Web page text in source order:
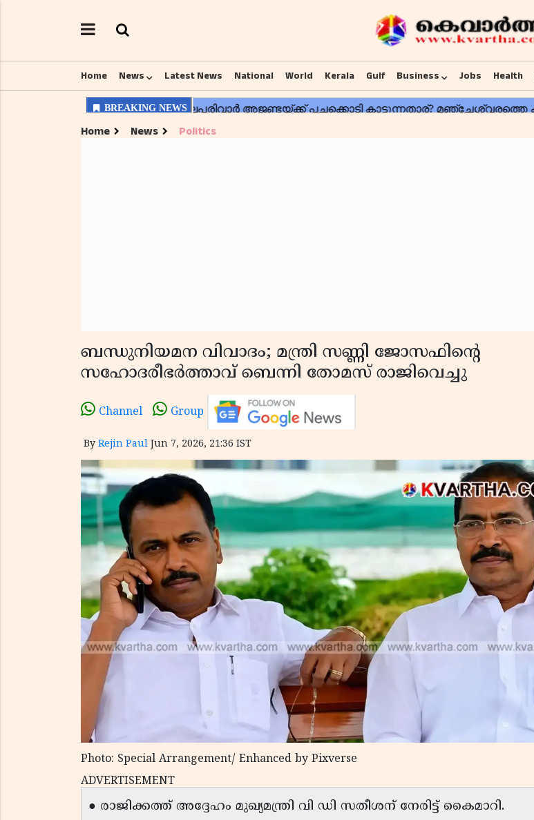
Home News Latest News National World Kerala Gulf Business Jobs Health
Home News Politics
ബന്ധുനിയമന വിവാദം; മന്ത്രി സണ്ണി ജോസഫിൻ്റെ
സഹോദരീഭർത്താവ് ബെന്നി തോമസ് രാജിവെച്ചു
Channel Group
By Rejin Paul Jun 7, 2026, 21:36 IST
Photo: Special Arrangement/ Enhanced by Pixverse
ADVERTISEMENT
● രാജിക്കത്ത് അദ്ദേഹം മുഖ്യമന്ത്രി വി ഡി സതീശന് നേരിട്ട് കൈമാറി.